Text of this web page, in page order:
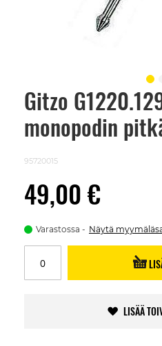
Gitzo
monopodin
95720015
49,00 €
Varastossa Näytä
LISÄÄ
Skip
beginning
images